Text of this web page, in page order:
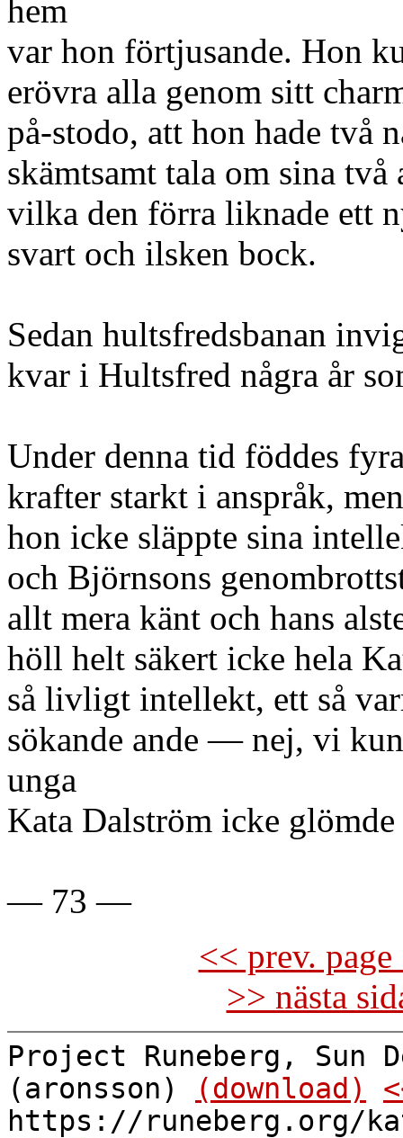
hem
var hon förtjusande. Hon
erövra alla genom sitt
på-stodo, att hon hade två
skämtsamt tala om sina
vilka den förra liknade ett
svart och ilsken bock.
Sedan hultsfredsbanan
kvar i Hultsfred några år
Under denna tid föddes
krafter starkt i anspråk,
hon icke släppte sina
och Björnsons
allt mera känt och hans
höll helt säkert icke hela
så livligt intellekt, ett så
sökande ande — nej, vi
unga
Kata Dalström icke
— 73 —
<< prev.
>> nästa
Project Runeberg, Sun
(aronsson)
(download)
https://runeberg.org/